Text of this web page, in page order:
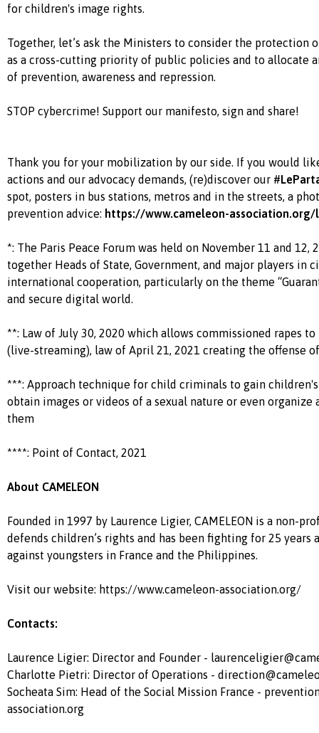
for children's image rights.
Together, let’s ask the Ministers to consider the protection
as a cross-cutting priority of public policies and to allocate
of prevention, awareness and repression.
STOP cybercrime! Support our manifesto, sign and share!
Thank you for your mobilization by our side. If you would
actions and our advocacy demands, (re)discover our #
spot, posters in bus stations, metros and in the streets, a
prevention advice: https://www.cameleon-
*: The Paris Peace Forum was held on November 11 and 12,
together Heads of State, Government, and major players in
international cooperation, particularly on the theme
and secure digital world.
**: Law of July 30, 2020 which allows commissioned rapes
(live-streaming), law of April 21, 2021 creating the offense
***: Approach technique for child criminals to gain
obtain images or videos of a sexual nature or even organize
them
****: Point of Contact, 2021
About CAMELEON
Founded in 1997 by Laurence Ligier, CAMELEON is a non-
defends children’s rights and has been fighting for 25 years
against youngsters in France and the Philippines.
Visit our website: https://www.cameleon-association.org/
Contacts:
Laurence Ligier: Director and Founder -
Charlotte Pietri: Director of Operations -
Socheata Sim: Head of the Social Mission France -
association.org